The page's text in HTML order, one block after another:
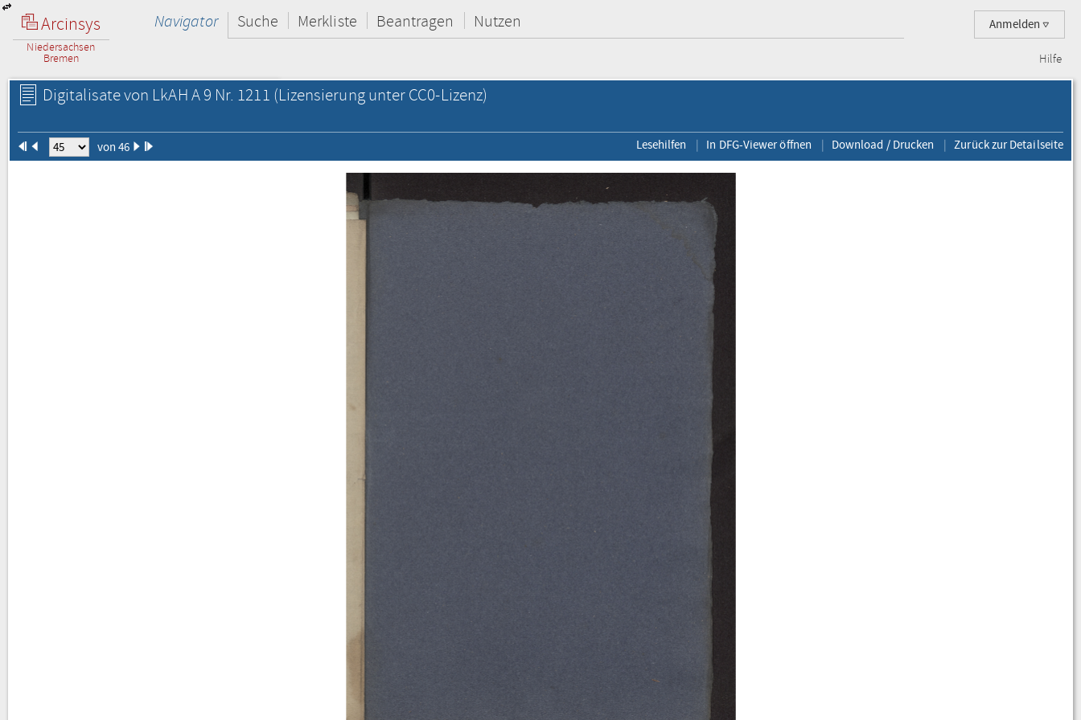
Arcinsys
Niedersachsen
Bremen
Anmelden
Navigator Suche Merkliste Beantragen Nutzen
Hilfe
Digitalisate von LkAH A 9 Nr. 1211 (Lizensierung unter CC0-Lizenz)
von 46 Lesehilfen In DFG-Viewer öffnen Download / Drucken Zurück zur Detailseite